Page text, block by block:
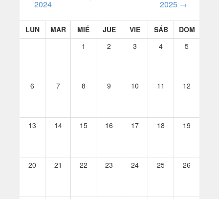
2024
2025 →
LUN MAR MIÉ JUE VIE SÁB
DOM
1
2 3 4 5
6 7 8 9 10 11 12
13 14 15 16 17 18 19
20 21 22 23 24 25 26